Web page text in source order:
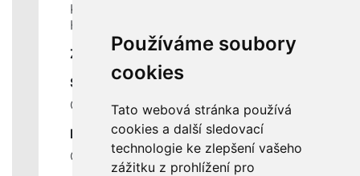
Používáme soubory
cookies
Tato webová stránka používá
cookies a další sledovací
technologie ke zlepšení vašeho
zážitku z prohlížení pro
Kontakty
Historie a současnost
ZÁKLADNÍ ÚDAJE
SLUŽBY
Ceník servisních prací
DŮLEŽITÉ INFORMACE
Ochrana osobních údajů